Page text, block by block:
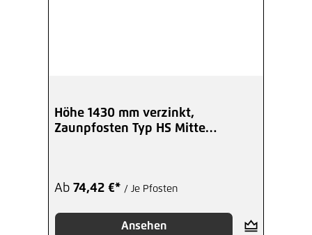
Höhe 1430 mm verzinkt,
Zaunpfosten Typ HS Mitte
Ab 74,42 €* / Je Pfosten
Ansehen